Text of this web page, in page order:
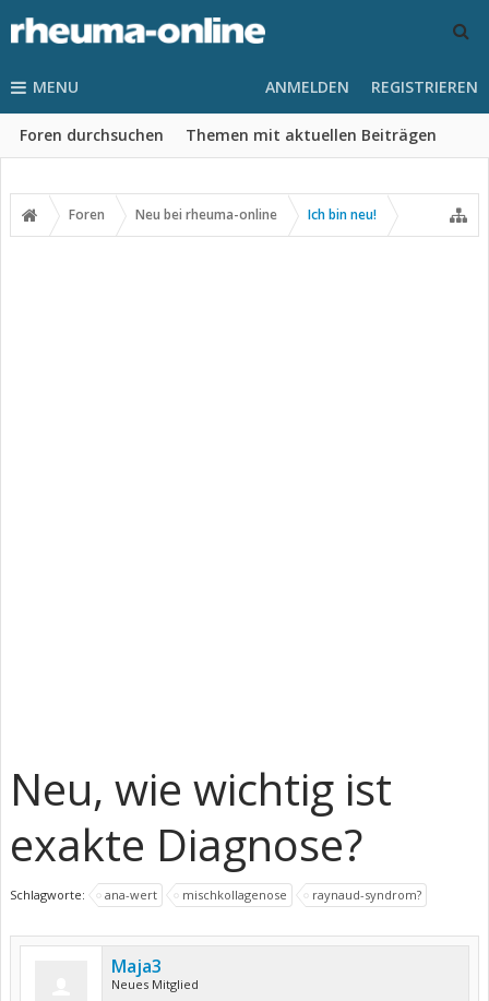
MENU
Foren durchsuchen Themen mit aktuellen Beiträgen
ANMELDEN REGISTRIEREN
Foren Neu bei rheuma-online Ich bin neu!
Neu, wie wichtig ist
exakte Diagnose?
Schlagworte: ana-wert mischkollagenose raynaud-syndrom?
Maja3
Neues Mitglied